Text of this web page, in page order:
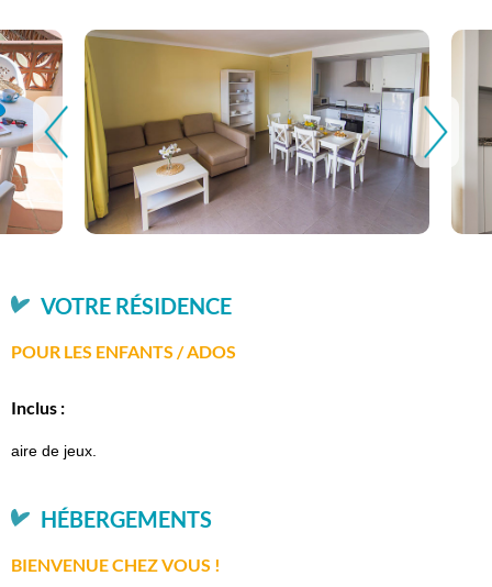
VOTRE RÉSIDENCE
POUR LES ENFANTS / ADOS
Inclus :
aire de jeux.
HÉBERGEMENTS
BIENVENUE CHEZ VOUS !